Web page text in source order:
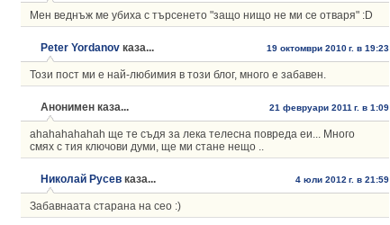
Мен веднъж ме убиха с търсенето "защо нищо не ми се отваря" :D
Peter Yordanov каза... 19 октомври 2010 г. в 19:23
Този пост ми е най-любимия в този блог, много е забавен.
Анонимен каза... 21 февруари 2011 г. в 1:09
ahahahahahah ще те съдя за лека телесна повреда еи... Много
смях с тия ключови думи, ще ми стане нещо ..
Николай Русев каза... 4 юли 2012 г. в 21:59
Забавнаата старана на сео :)